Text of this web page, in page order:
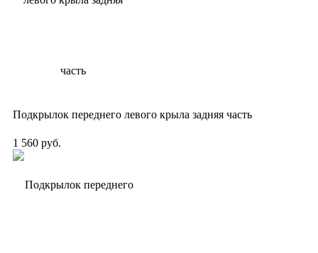
Подкрылок переднего левого крыла задняя часть
1 560 руб.